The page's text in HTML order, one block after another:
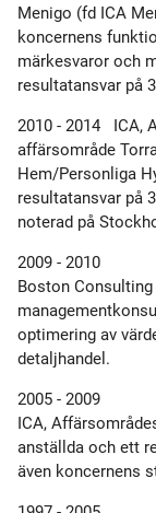
Menigo (fd ICA
koncernens
märkesvaror och
resultatansvar på
2010 - 2014 ICA,
affärsområde
Hem/Personliga
resultatansvar på
noterad på
2009 - 2010
Boston
optimering av
detaljhandel.
2005 - 2009
ICA,
anställda och ett
även koncernens